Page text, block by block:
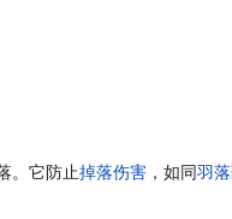
。它防止掉落伤害 ，如同羽